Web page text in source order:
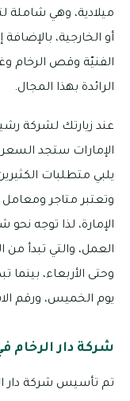
ميلادية، وهي شاملة
أو الخارجية،
الفنيّة وقص الرخام
الرائدة بهذا المجال.
عند زيارتك لشركة
الإمارات ستجد السعر
يلبي متطلبات
وتعتبر متاجر ومعامل
الإمارة، لذا توجه
يوم الخميس، ورقم
شركة دار الرخام